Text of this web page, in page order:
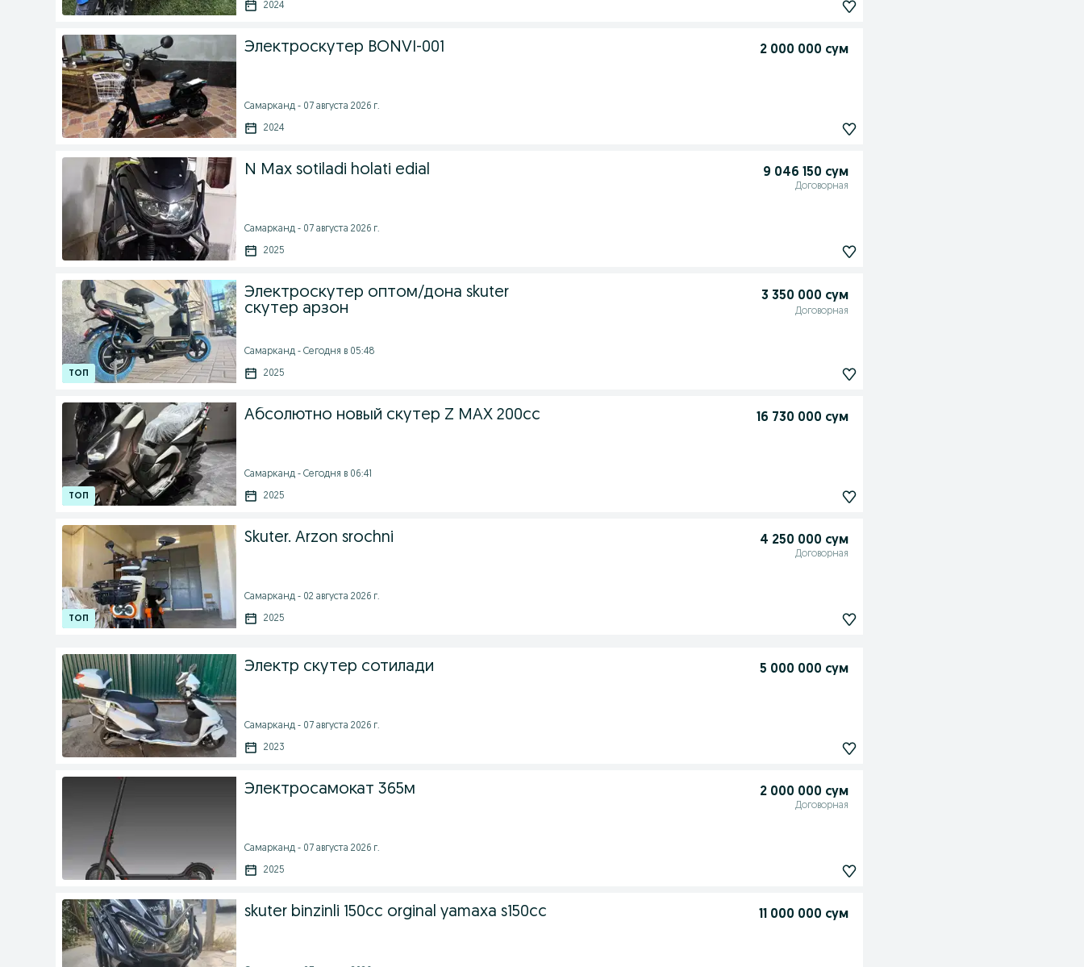
2024
Электроскутер BONVI-001 2 000 000 сум
Самарканд - 07 августа 2026 г.
2024
N Max sotiladi holati edial 9 046 150 сум
Договорная
Самарканд - 07 августа 2026 г.
2025
Электроскутер оптом/дона skuter
скутер арзон
3 350 000 сум
Договорная
Самарканд - Сегодня в 05:48
2025
Абсолютно новый скутер Z MAX 200cc 16 730 000 сум
Самарканд - Сегодня в 06:41
2025
Skuter. Arzon srochni 4 250 000 сум
Договорная
Самарканд - 02 августа 2026 г.
2025
Электр скутер сотилади 5 000 000 сум
Самарканд - 07 августа 2026 г.
2023
Электросамокат 365м 2 000 000 сум
Договорная
Самарканд - 07 августа 2026 г.
2025
skuter binzinli 150cc orginal yamaxa s150cc 11 000 000 сум